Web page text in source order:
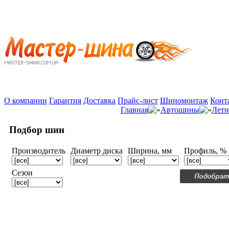
О компании Гарантия Доставка Прайс-лист Шиномонтаж
Главная
Автошины
Подбор шин
Производитель Диаметр диска Ширина, мм Профиль, %
Сезон